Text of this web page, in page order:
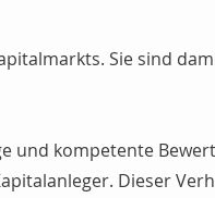
Sie sind
und kompetente
Dieser